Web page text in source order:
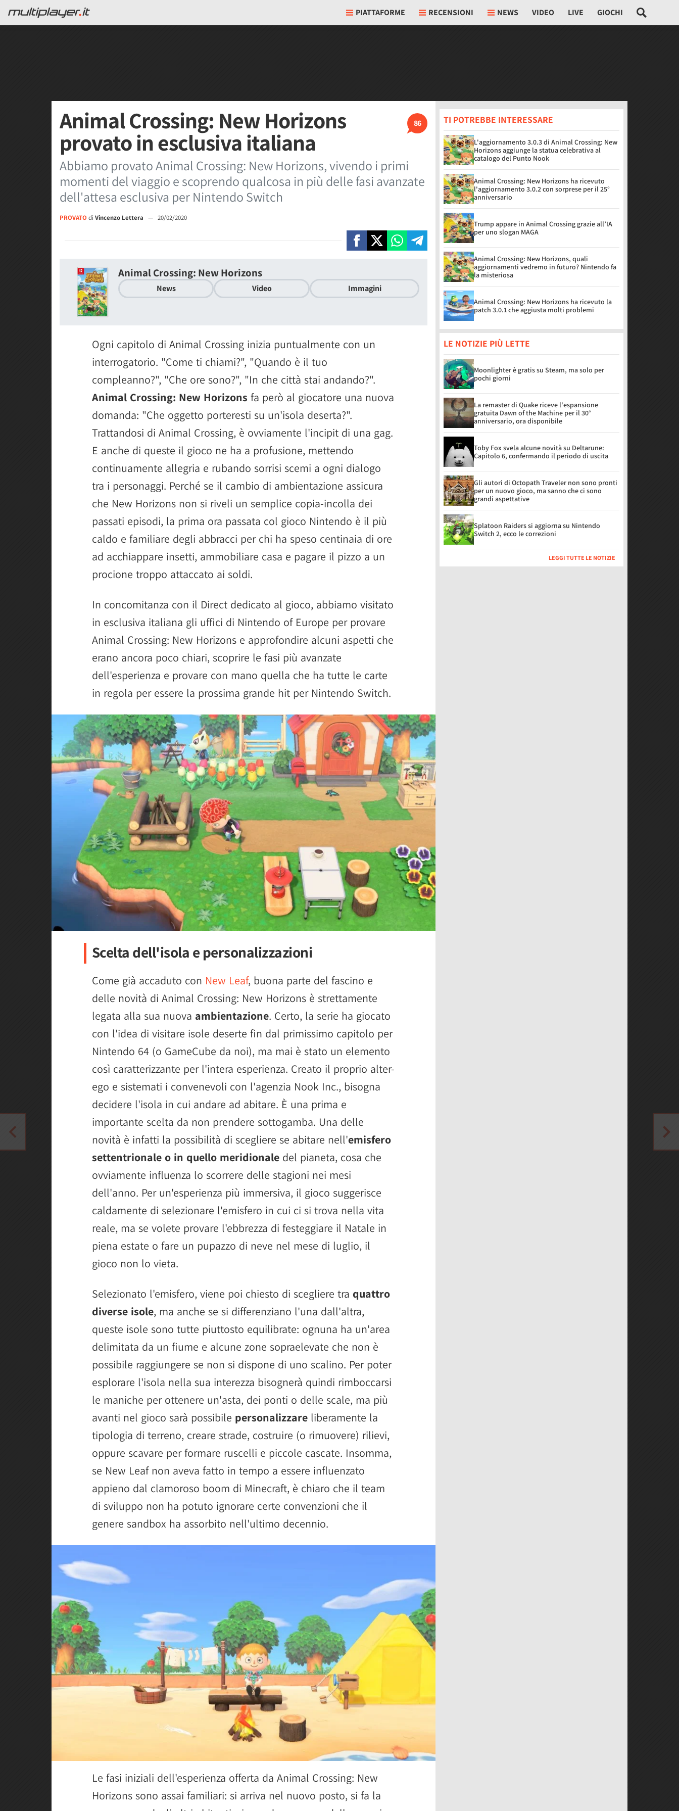
PIATTAFORME RECENSIONI NEWS VIDEO LIVE GIOCHI
86
Animal Crossing: New Horizons
provato in esclusiva italiana
Abbiamo provato Animal Crossing: New Horizons, vivendo i primi
momenti del viaggio e scoprendo qualcosa in più delle fasi avanzate
dell'attesa esclusiva per Nintendo Switch
PROVATO di Vincenzo Lettera — 20/02/2020
Animal Crossing: New Horizons
News Video Immagini
Ogni capitolo di Animal Crossing inizia puntualmente con un
interrogatorio. "Come ti chiami?", "Quando è il tuo
compleanno?", "Che ore sono?", "In che città stai andando?".
Animal Crossing: New Horizons fa però al giocatore una nuova
domanda: "Che oggetto porteresti su un'isola deserta?".
Trattandosi di Animal Crossing, è ovviamente l'incipit di una gag.
E anche di queste il gioco ne ha a profusione, mettendo
continuamente allegria e rubando sorrisi scemi a ogni dialogo
tra i personaggi. Perché se il cambio di ambientazione assicura
che New Horizons non si riveli un semplice copia-incolla dei
passati episodi, la prima ora passata col gioco Nintendo è il più
caldo e familiare degli abbracci per chi ha speso centinaia di ore
ad acchiappare insetti, ammobiliare casa e pagare il pizzo a un
procione troppo attaccato ai soldi.
In concomitanza con il Direct dedicato al gioco, abbiamo visitato
in esclusiva italiana gli uffici di Nintendo of Europe per provare
Animal Crossing: New Horizons e approfondire alcuni aspetti che
erano ancora poco chiari, scoprire le fasi più avanzate
dell'esperienza e provare con mano quella che ha tutte le carte
in regola per essere la prossima grande hit per Nintendo Switch.
Scelta dell'isola e personalizzazioni
Come già accaduto con New Leaf, buona parte del fascino e
delle novità di Animal Crossing: New Horizons è strettamente
legata alla sua nuova ambientazione. Certo, la serie ha giocato
con l'idea di visitare isole deserte fin dal primissimo capitolo per
Nintendo 64 (o GameCube da noi), ma mai è stato un elemento
così caratterizzante per l'intera esperienza. Creato il proprio alter-
ego e sistemati i convenevoli con l'agenzia Nook Inc., bisogna
decidere l'isola in cui andare ad abitare. È una prima e
importante scelta da non prendere sottogamba. Una delle
novità è infatti la possibilità di scegliere se abitare nell'emisfero
settentrionale o in quello meridionale del pianeta, cosa che
ovviamente influenza lo scorrere delle stagioni nei mesi
dell'anno. Per un'esperienza più immersiva, il gioco suggerisce
caldamente di selezionare l'emisfero in cui ci si trova nella vita
reale, ma se volete provare l'ebbrezza di festeggiare il Natale in
piena estate o fare un pupazzo di neve nel mese di luglio, il
gioco non lo vieta.
Selezionato l'emisfero, viene poi chiesto di scegliere tra quattro
diverse isole, ma anche se si differenziano l'una dall'altra,
queste isole sono tutte piuttosto equilibrate: ognuna ha un'area
delimitata da un fiume e alcune zone sopraelevate che non è
possibile raggiungere se non si dispone di uno scalino. Per poter
esplorare l'isola nella sua interezza bisognerà quindi rimboccarsi
le maniche per ottenere un'asta, dei ponti o delle scale, ma più
avanti nel gioco sarà possibile personalizzare liberamente la
tipologia di terreno, creare strade, costruire (o rimuovere) rilievi,
oppure scavare per formare ruscelli e piccole cascate. Insomma,
se New Leaf non aveva fatto in tempo a essere influenzato
appieno dal clamoroso boom di Minecraft, è chiaro che il team
di sviluppo non ha potuto ignorare certe convenzioni che il
genere sandbox ha assorbito nell'ultimo decennio.
Le fasi iniziali dell'esperienza offerta da Animal Crossing: New
Horizons sono assai familiari: si arriva nel nuovo posto, si fa la
TI POTREBBE INTERESSARE
L'aggiornamento 3.0.3 di Animal Crossing: New
Horizons aggiunge la statua celebrativa al
catalogo del Punto Nook
Animal Crossing: New Horizons ha ricevuto
l'aggiornamento 3.0.2 con sorprese per il 25°
anniversario
Trump appare in Animal Crossing grazie all’IA
per uno slogan MAGA
Animal Crossing: New Horizons, quali
aggiornamenti vedremo in futuro? Nintendo fa
la misteriosa
Animal Crossing: New Horizons ha ricevuto la
patch 3.0.1 che aggiusta molti problemi
LE NOTIZIE PIÙ LETTE
Moonlighter è gratis su Steam, ma solo per
pochi giorni
La remaster di Quake riceve l'espansione
gratuita Dawn of the Machine per il 30°
anniversario, ora disponibile
Toby Fox svela alcune novità su Deltarune:
Capitolo 6, confermando il periodo di uscita
Gli autori di Octopath Traveler non sono pronti
per un nuovo gioco, ma sanno che ci sono
grandi aspettative
Splatoon Raiders si aggiorna su Nintendo
Switch 2, ecco le correzioni
LEGGI TUTTE LE NOTIZIE